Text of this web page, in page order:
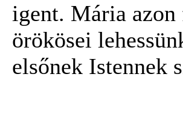
igent. Mária azon
örökösei
elsőnek Istennek